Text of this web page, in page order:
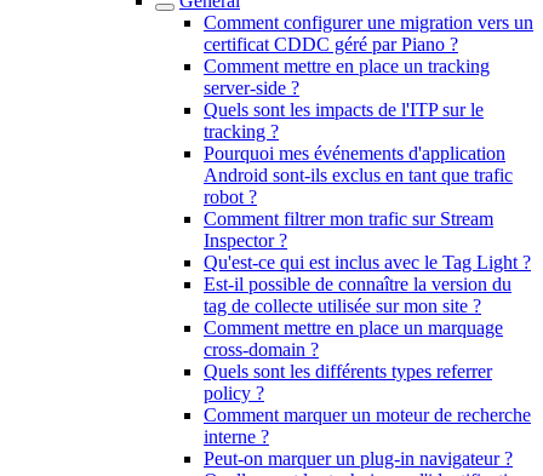
Comment configurer une migration vers un
certificat CDDC géré par Piano ?
Comment mettre en place un tracking
server-side ?
Quels sont les impacts de l'ITP sur le
tracking ?
Pourquoi mes événements d'application
Android sont-ils exclus en tant que trafic
robot ?
Comment filtrer mon trafic sur Stream
Inspector ?
Qu'est-ce qui est inclus avec le Tag Light ?
Est-il possible de connaître la version du
tag de collecte utilisée sur mon site ?
Comment mettre en place un marquage
cross-domain ?
Quels sont les différents types referrer
policy ?
Comment marquer un moteur de recherche
interne ?
Peut-on marquer un plug-in navigateur ?